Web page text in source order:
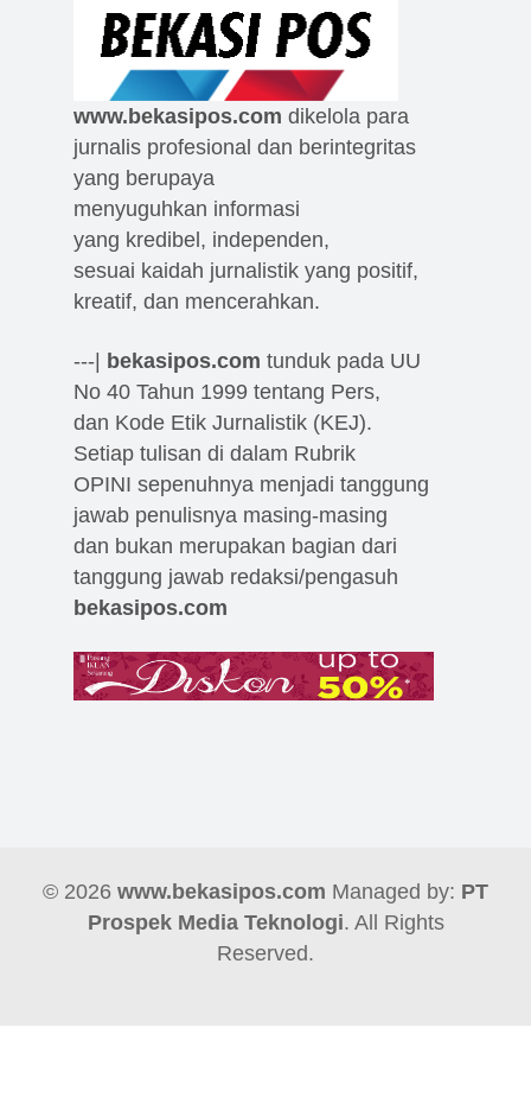
www.bekasipos.com dikelola para
jurnalis profesional dan berintegritas
yang berupaya
menyuguhkan informasi
yang kredibel, independen,
sesuai kaidah jurnalistik yang positif,
kreatif, dan mencerahkan.
---| bekasipos.com tunduk pada UU
No 40 Tahun 1999 tentang Pers,
dan Kode Etik Jurnalistik (KEJ).
Setiap tulisan di dalam Rubrik
OPINI sepenuhnya menjadi tanggung
jawab penulisnya masing-masing
dan bukan merupakan bagian dari
tanggung jawab redaksi/pengasuh
bekasipos.com
© 2026 www.bekasipos.com Managed by: PT
Prospek Media Teknologi. All Rights
Reserved.